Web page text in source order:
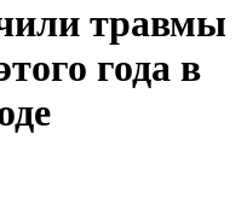
травмы
года в